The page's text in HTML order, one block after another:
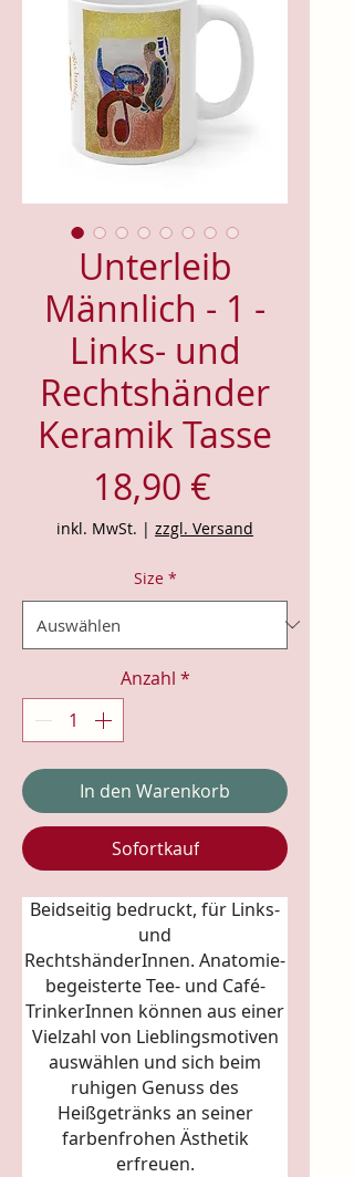
Unterleib
Männlich - 1 -
Links- und
Rechtshänder
Keramik Tasse
18,90 €
inkl. MwSt. | zzgl. Versand
Size *
Anzahl *
In den Warenkorb
Sofortkauf
Beidseitig bedruckt, für Links-
und
RechtshänderInnen. Anatomie-
begeisterte Tee- und Café-
TrinkerInnen können aus einer
Vielzahl von Lieblingsmotiven
auswählen und sich beim
ruhigen Genuss des
Heißgetränks an seiner
farbenfrohen Ästhetik
erfreuen.